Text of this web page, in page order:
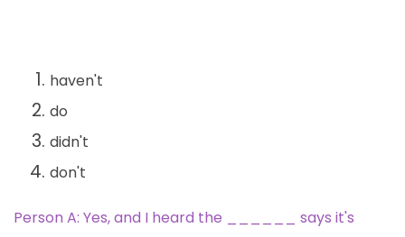
haven't
do
didn't
don't
Person A: Yes, and I heard the ______ says it's